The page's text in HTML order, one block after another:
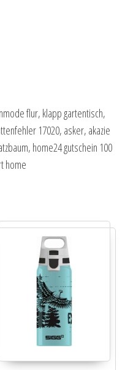
flur, klapp gartentisch,
17020, asker, akazie
home24 gutschein 100
home